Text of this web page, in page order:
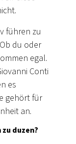
führen zu
du oder
egal.
Conti
es
gehört für
an.
duzen?